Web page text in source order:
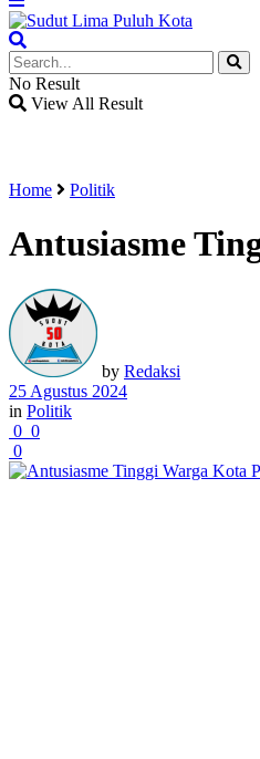
No Result
View All Result
Home Politik
Antusiasme
by Redaksi
25 Agustus 2024
in Politik
0 0
0